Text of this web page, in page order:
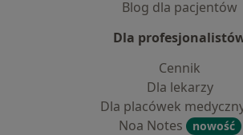
Blog dla pacjentów
Dla
Cennik
Dla lekarzy
Dla placówek
Noa Notes
nowość